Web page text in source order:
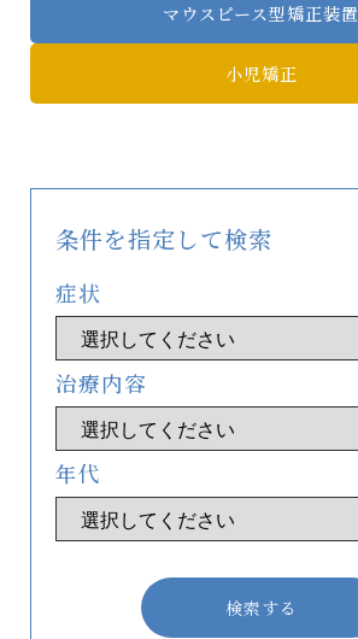
マウスピース型矯正装置
小児矯正
条件を指定して検索
症状
治療内容
年代
検索する